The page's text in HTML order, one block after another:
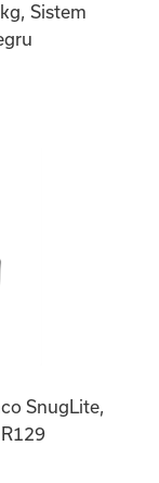
Sistem
SnugLite,